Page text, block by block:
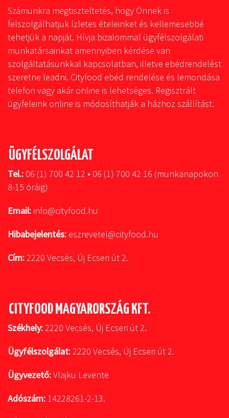
Számunkra megtiszteltetés, hogy Önnek is
felszolgálhatjuk ízletes ételeinket és kellemesebbé
tehetjük a napját. Hívja bizalommal ügyfélszolgálati
munkatársainkat amennyiben kérdése van
szolgáltatásunkkal kapcsolatban, illetve ebédrendelést
szeretne leadni. Cityfood ebéd rendelése és lemondása
telefon vagy akár online is lehetséges. Regisztrált
ügyfeleink online is módosíthatják a házhoz szállítást.
ÜGYFÉLSZOLGÁLAT
Tel.: 06 (1) 700 42 12 • 06 (1) 700 42 16 (munkanapokon
8-15 óráig)
Email: info@cityfood.hu
Hibabejelentés: eszrevetel@cityfood.hu
Cím:2220 Vecsés, Új Ecseri út 2.
CITYFOOD MAGYARORSZÁG KFT.
Székhely:2220 Vecsés, Új Ecseri út 2.
Ügyfélszolgálat:2220 Vecsés, Új Ecseri út 2.
Ügyvezető:Vlajku Levente
Adószám: 14228261-2-13.